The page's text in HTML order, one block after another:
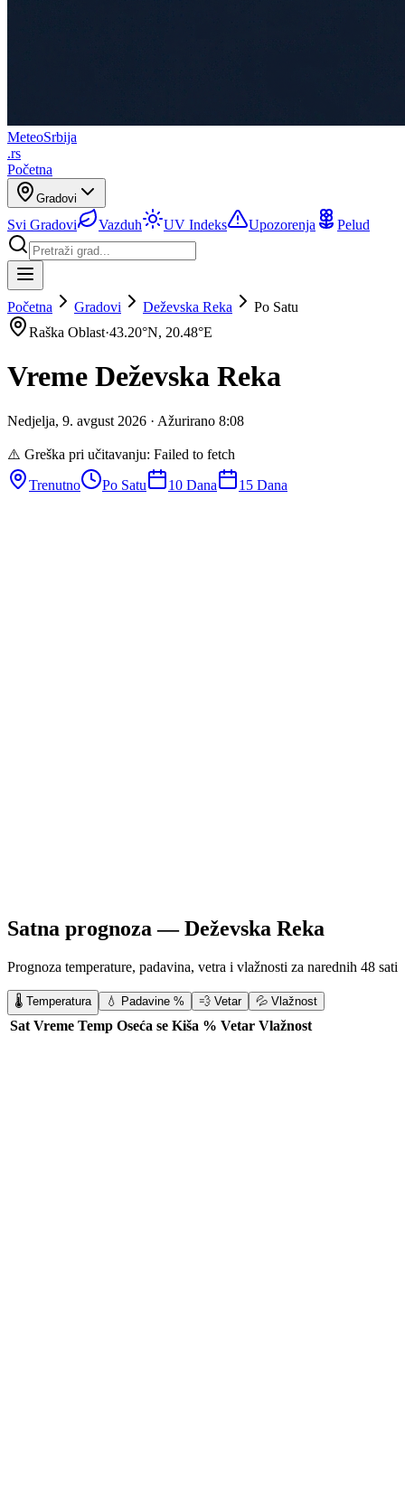
MeteoSrbija
.rs
Početna
Gradovi
Svi Gradovi Vazduh UV Indeks Upozorenja Pelud
Početna Gradovi Deževska Reka
Po Satu
Raška Oblast·43.20°N, 20.48°E
Vreme Deževska Reka
Nedjelja, 9. avgust 2026 · Ažurirano 8:08
⚠️ Greška pri učitavanju: Failed to fetch
Trenutno
Po Satu 10 Dana 15 Dana
Satna prognoza —Deževska Reka
Prognoza temperature, padavina, vetra i vlažnosti za narednih 48 sati
🌡️ Temperatura 💧 Padavine % 💨 Vetar 💦 Vlažnost
Sat Vreme Temp Oseća se Kiša % Vetar Vlažnost